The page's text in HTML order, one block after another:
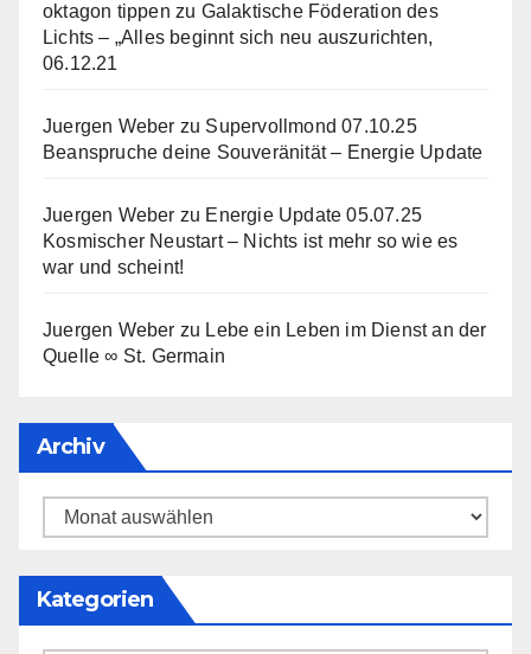
oktagon tippen zu Galaktische Föderation des
Lichts – „Alles beginnt sich neu auszurichten,
06.12.21
Juergen Weber zu Supervollmond 07.10.25
Beanspruche deine Souveränität – Energie Update
Juergen Weber zu Energie Update 05.07.25
Kosmischer Neustart – Nichts ist mehr so wie es
war und scheint!
Juergen Weber zu Lebe ein Leben im Dienst an der
Quelle ∞ St. Germain
Archiv
Archiv
Kategorien